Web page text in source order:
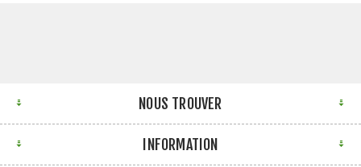
NOUS TROUVER
INFORMATION